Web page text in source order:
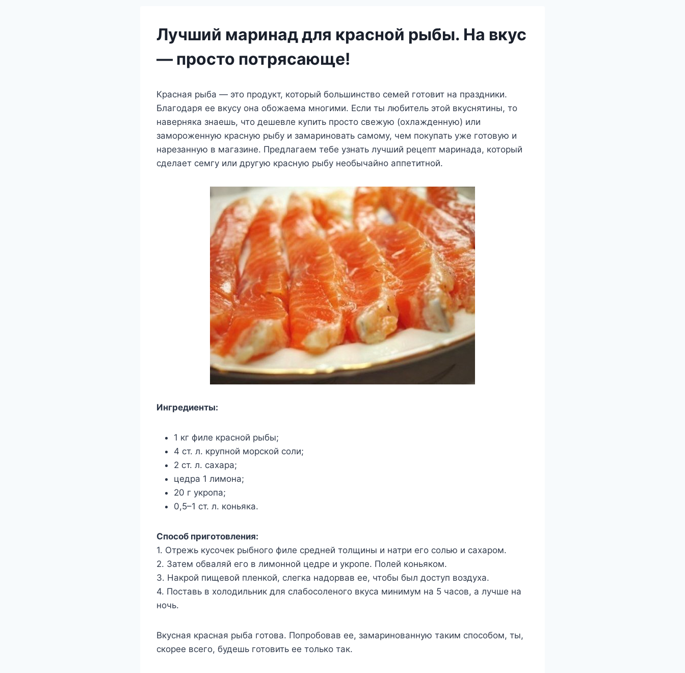
Лучший маринад для красной рыбы. На вкус
— просто потрясающе!
Красная рыба — это продукт, который большинство семей готовит на праздники.
Благодаря ее вкусу она обожаема многими. Если ты любитель этой вкуснятины, то
наверняка знаешь, что дешевле купить просто свежую (охлажденную) или
замороженную красную рыбу и замариновать самому, чем покупать уже готовую и
нарезанную в магазине. Предлагаем тебе узнать лучший рецепт маринада, который
сделает семгу или другую красную рыбу необычайно аппетитной.
Ингредиенты:
1 кг филе красной рыбы;
4 ст. л. крупной морской соли;
2 ст. л. сахара;
цедра 1 лимона;
20 г укропа;
0,5–1 ст. л. коньяка.
Способ приготовления:
1. Отрежь кусочек рыбного филе средней толщины и натри его солью и сахаром.
2. Затем обваляй его в лимонной цедре и укропе. Полей коньяком.
3. Накрой пищевой пленкой, слегка надорвав ее, чтобы был доступ воздуха.
4. Поставь в холодильник для слабосоленого вкуса минимум на 5 часов, а лучше на
ночь.
Вкусная красная рыба готова. Попробовав ее, замаринованную таким способом, ты,
скорее всего, будешь готовить ее только так.